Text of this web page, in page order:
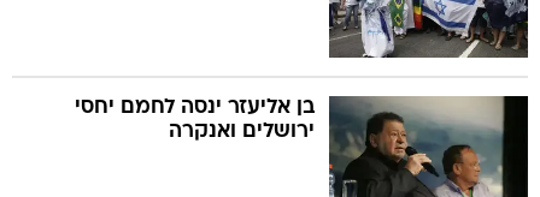
בן אליעזר ינסה לחמם יחסי
ירושלים ואנקרה